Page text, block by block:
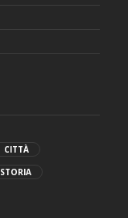
CITTÀ
STORIA